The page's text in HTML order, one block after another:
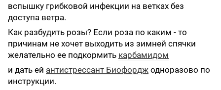
вспышку грибковой инфекции на ветках без
доступа ветра.
Как разбудить розы? Если роза по каким - то
причинам не хочет выходить из зимней спячки
желательно ее подкормить карбамидом
и дать ей антистрессант Биофордж одноразово по
инструкции.